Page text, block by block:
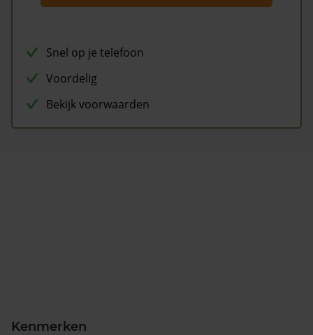
Snel op je telefoon
Voordelig
Bekijk voorwaarden
Kenmerken